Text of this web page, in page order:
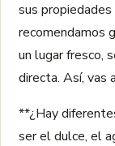
sus
recomendamos
un lugar fresco,
directa. Así, vas
**¿Hay
ser el dulce, el